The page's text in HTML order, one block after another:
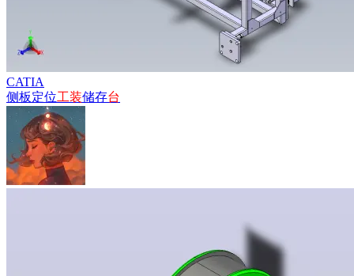
CATIA
侧板定位工装储存台